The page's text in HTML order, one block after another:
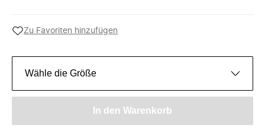
Zu Favoriten hinzufügen
Wähle die Größe
In den Warenkorb